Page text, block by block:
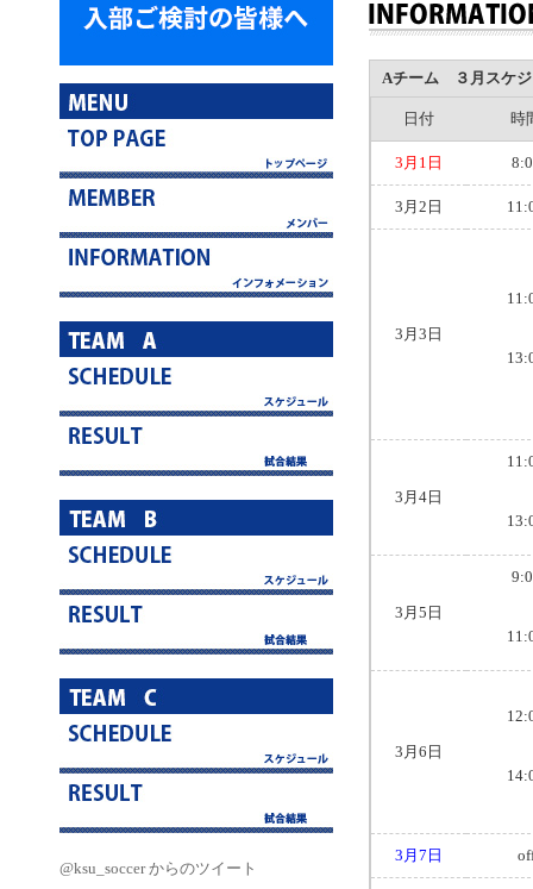
@ksu_soccer からのツイート
Aチーム ３月スケジ
日付 時
3月1日
3月2日
3月3日
3月4日
3月5日
3月6日
3月7日